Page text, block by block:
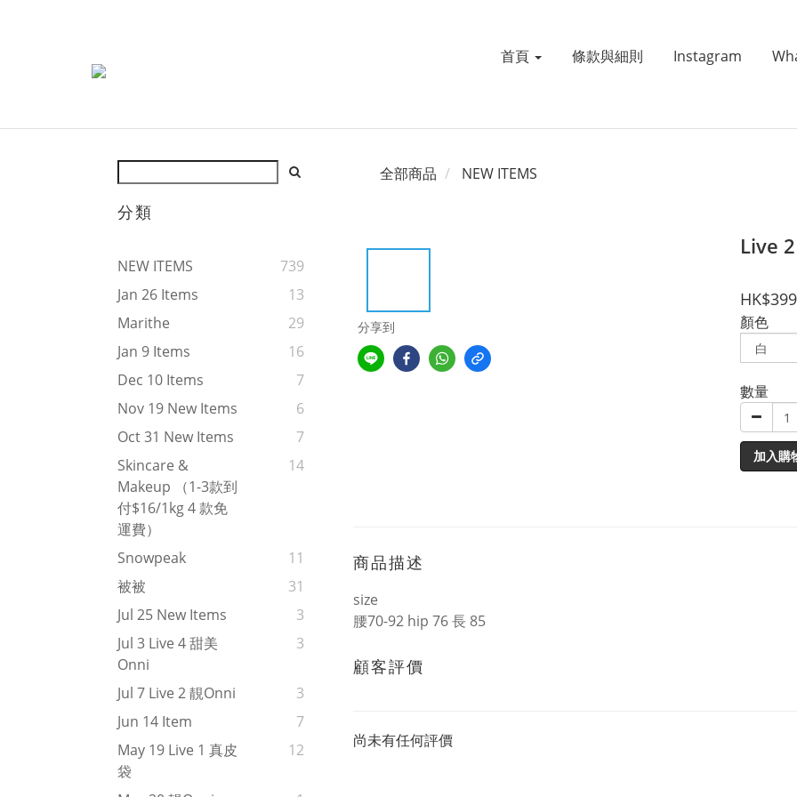
首頁 條款與細則 Instagram
分類
NEW ITEMS
739
Jan 26 Items
13
Marithe
29
Jan 9 Items
16
Dec 10 Items
7
Nov 19 New Items
6
Oct 31 New Items
7
Skincare &
Makeup （1-3款到
付$16/1kg 4 款免
運費）
14
Snowpeak
11
被被
31
Jul 25 New Items
3
Jul 3 Live 4 甜美
Onni
3
Jul 7 Live 2 靚onni
3
Jun 14 Item
7
May 19 Live 1 真皮
袋
12
全部商品 NEW ITEMS
分享到
Live
顏色
數量
加入購
商品描述
size
腰70-92 hip 76 長 85
顧客評價
尚未有任何評價